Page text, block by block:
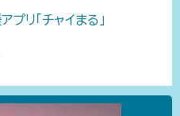
リ「チャイまる」